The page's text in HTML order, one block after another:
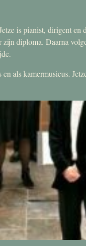
is pianist, dirigent
zijn diploma. Daarna
als kamermusicus.